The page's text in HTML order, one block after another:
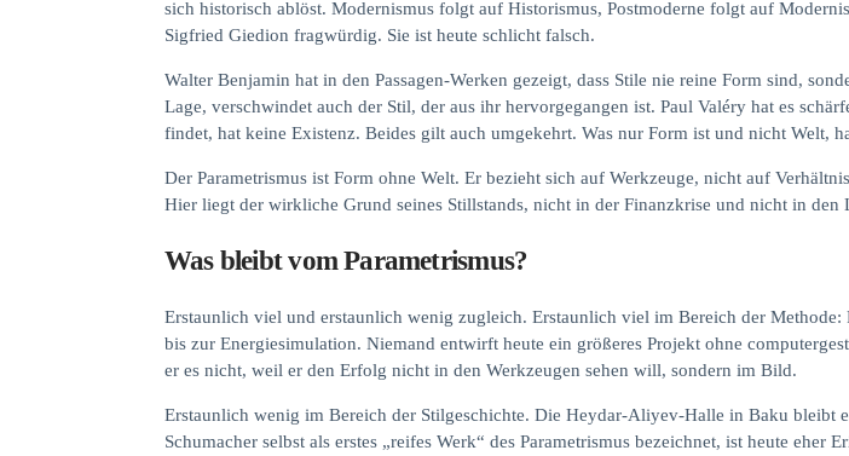
sich historisch ablöst. Modernismus folgt auf Historismus, Postmoderne folgt auf
Sigfried Giedion fragwürdig. Sie ist heute schlicht falsch.
Walter Benjamin hat in den Passagen-Werken gezeigt, dass Stile nie reine Form sind,
Lage, verschwindet auch der Stil, der aus ihr hervorgegangen ist. Paul Valéry hat es
findet, hat keine Existenz. Beides gilt auch umgekehrt. Was nur Form ist und nicht Welt,
Der Parametrismus ist Form ohne Welt. Er bezieht sich auf Werkzeuge, nicht auf
Hier liegt der wirkliche Grund seines Stillstands, nicht in der Finanzkrise und nicht in den
Was bleibt vom Parametrismus?
Erstaunlich viel und erstaunlich wenig zugleich. Erstaunlich viel im Bereich der
bis zur Energiesimulation. Niemand entwirft heute ein größeres Projekt ohne
er es nicht, weil er den Erfolg nicht in den Werkzeugen sehen will, sondern im Bild.
Erstaunlich wenig im Bereich der Stilgeschichte. Die Heydar-Aliyev-Halle in Baku bleibt
Schumacher selbst als erstes „reifes Werk“ des Parametrismus bezeichnet, ist heute